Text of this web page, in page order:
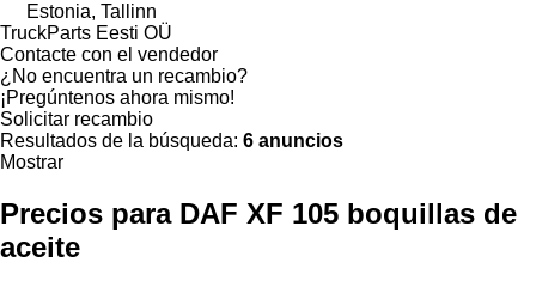
Estonia, Tallinn
TruckParts Eesti OÜ
Contacte con el vendedor
¿No encuentra un recambio?
¡Pregúntenos ahora mismo!
Solicitar recambio
Resultados de la búsqueda: 6 anuncios
Mostrar
Precios para DAF XF 105 boquillas de
aceite